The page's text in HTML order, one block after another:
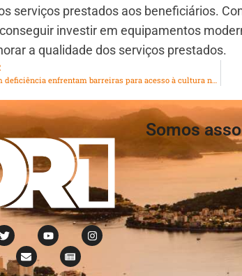
serviços prestados aos beneficiários.
investir em equipamentos
a qualidade dos serviços prestados.
Pessoas com deficiência enfrentam barreiras para acesso à cultura no Rio de Janeiro
Somos